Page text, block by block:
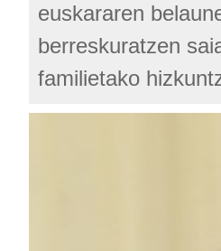
euskararen
berreskuratzen
familietako